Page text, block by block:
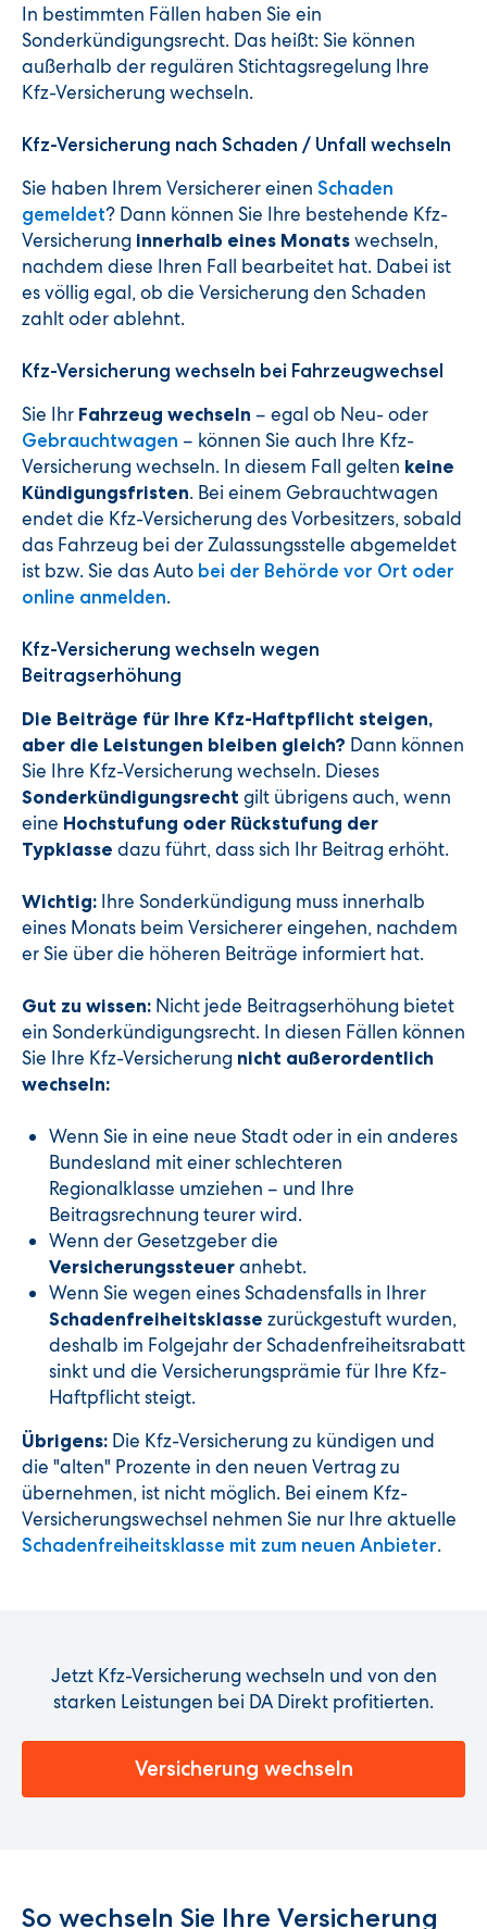
In bestimmten Fällen haben Sie ein
Sonderkündigungsrecht. Das heißt: Sie können
außerhalb der regulären Stichtagsregelung Ihre
Kfz-Versicherung wechseln.
Kfz-Versicherung nach Schaden / Unfall wechseln
Sie haben Ihrem Versicherer einen Schaden
gemeldet? Dann können Sie Ihre bestehende Kfz-
Versicherung innerhalb eines Monats wechseln,
nachdem diese Ihren Fall bearbeitet hat. Dabei ist
es völlig egal, ob die Versicherung den Schaden
zahlt oder ablehnt.
Kfz-Versicherung wechseln bei Fahrzeugwechsel
Sie Ihr Fahrzeug wechseln – egal ob Neu- oder
Gebrauchtwagen – können Sie auch Ihre Kfz-
Versicherung wechseln. In diesem Fall gelten keine
Kündigungsfristen. Bei einem Gebrauchtwagen
endet die Kfz-Versicherung des Vorbesitzers, sobald
das Fahrzeug bei der Zulassungsstelle abgemeldet
ist bzw. Sie das Auto bei der Behörde vor Ort oder
online anmelden.
Kfz-Versicherung wechseln wegen
Beitragserhöhung
Die Beiträge für Ihre Kfz-Haftpflicht steigen,
aber die Leistungen bleiben gleich? Dann können
Sie Ihre Kfz-Versicherung wechseln. Dieses
Sonderkündigungsrecht gilt übrigens auch, wenn
eine Hochstufung oder Rückstufung der
Typklasse dazu führt, dass sich Ihr Beitrag erhöht.
Wichtig: Ihre Sonderkündigung muss innerhalb
eines Monats beim Versicherer eingehen, nachdem
er Sie über die höheren Beiträge informiert hat.
Gut zu wissen: Nicht jede Beitragserhöhung bietet
ein Sonderkündigungsrecht. In diesen Fällen können
Sie Ihre Kfz-Versicherung nicht außerordentlich
wechseln:
Wenn Sie in eine neue Stadt oder in ein anderes
Bundesland mit einer schlechteren
Regionalklasse umziehen – und Ihre
Beitragsrechnung teurer wird.
Wenn der Gesetzgeber die
Versicherungssteuer anhebt.
Wenn Sie wegen eines Schadensfalls in Ihrer
Schadenfreiheitsklasse zurückgestuft wurden,
deshalb im Folgejahr der Schadenfreiheitsrabatt
sinkt und die Versicherungsprämie für Ihre Kfz-
Haftpflicht steigt.
Übrigens: Die Kfz-Versicherung zu kündigen und
die "alten" Prozente in den neuen Vertrag zu
übernehmen, ist nicht möglich. Bei einem Kfz-
Versicherungswechsel nehmen Sie nur Ihre aktuelle
Schadenfreiheitsklasse mit zum neuen Anbieter.
Jetzt Kfz-Versicherung wechseln und von den
starken Leistungen bei DA Direkt profitierten.
Versicherung wechseln
So wechseln Sie Ihre Versicherung